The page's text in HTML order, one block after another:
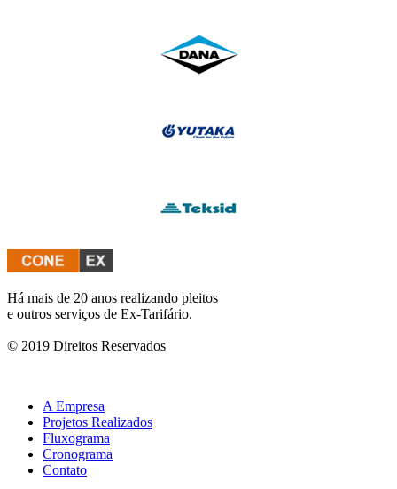
Há mais de 20 anos realizando pleitos
e outros serviços de Ex-Tarifário.
© 2019 Direitos Reservados
A Empresa
Projetos Realizados
Fluxograma
Cronograma
Contato